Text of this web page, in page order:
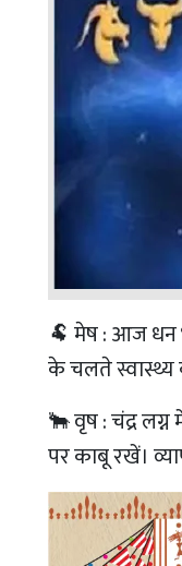
🐏 मेष : आज धन
के चलते
🐂 वृष : चंद्र
पर काबू रखें।